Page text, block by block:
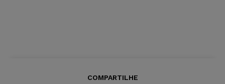
COMPARTILHE